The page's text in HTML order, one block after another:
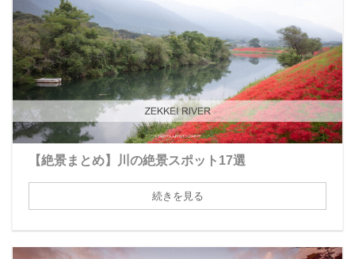
【絶景まとめ】川の絶景スポット17選
続きを見る